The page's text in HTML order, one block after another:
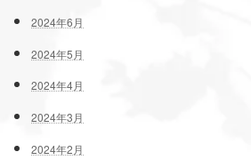
2024年6月
2024年5月
2024年4月
2024年3月
2024年2月